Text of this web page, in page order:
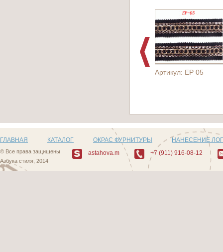
Артикул: EP 05
ГЛАВНАЯ КАТАЛОГ ОКРАС ФУРНИТУРЫ НАНЕСЕНИЕ
© Все права защищены
Азбука стиля, 2014
astahova.m +7 (911) 916-08-12